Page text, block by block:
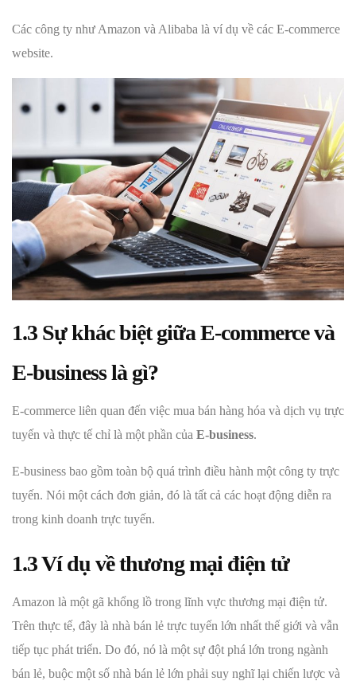
Các công ty như Amazon và Alibaba là ví dụ về các E-commerce
website.
1.3 Sự khác biệt giữa E-commerce và
E-business là gì?
E-commerce liên quan đến việc mua bán hàng hóa và dịch vụ trực
tuyến và thực tế chỉ là một phần của E-business.
E-business bao gồm toàn bộ quá trình điều hành một công ty trực
tuyến. Nói một cách đơn giản, đó là tất cả các hoạt động diễn ra
trong kinh doanh trực tuyến.
1.3 Ví dụ về thương mại điện tử
Amazon là một gã khổng lồ trong lĩnh vực thương mại điện tử.
Trên thực tế, đây là nhà bán lẻ trực tuyến lớn nhất thế giới và vẫn
tiếp tục phát triển. Do đó, nó là một sự đột phá lớn trong ngành
bán lẻ, buộc một số nhà bán lẻ lớn phải suy nghĩ lại chiến lược và